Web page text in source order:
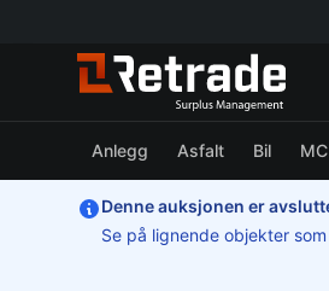
Anlegg Asfalt Bil
Denne auksjonen er
Se på lignende objekter